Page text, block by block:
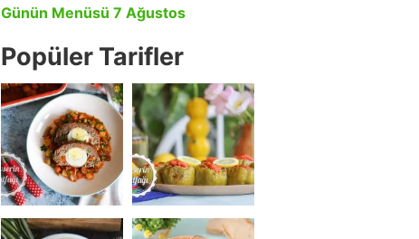
Günün Menüsü 7 Ağustos
Popüler Tarifler